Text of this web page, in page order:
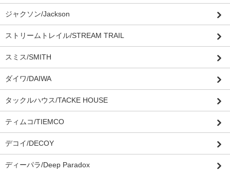
ジャクソン/Jackson
ストリームトレイル/STREAM TRAIL
スミス/SMITH
ダイワ/DAIWA
タックルハウス/TACKE HOUSE
ティムコ/TIEMCO
デコイ/DECOY
ディーパラ/Deep Paradox